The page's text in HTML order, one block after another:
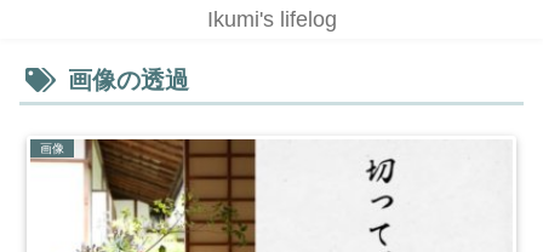
Ikumi's lifelog
画像の透過
画像